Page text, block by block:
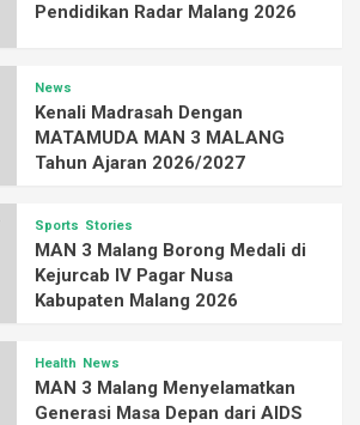
Pendidikan Radar Malang 2026
News
Kenali Madrasah Dengan
MATAMUDA MAN 3 MALANG
Tahun Ajaran 2026/2027
Sports Stories
MAN 3 Malang Borong Medali di
Kejurcab IV Pagar Nusa
Kabupaten Malang 2026
Health News
MAN 3 Malang Menyelamatkan
Generasi Masa Depan dari AIDS